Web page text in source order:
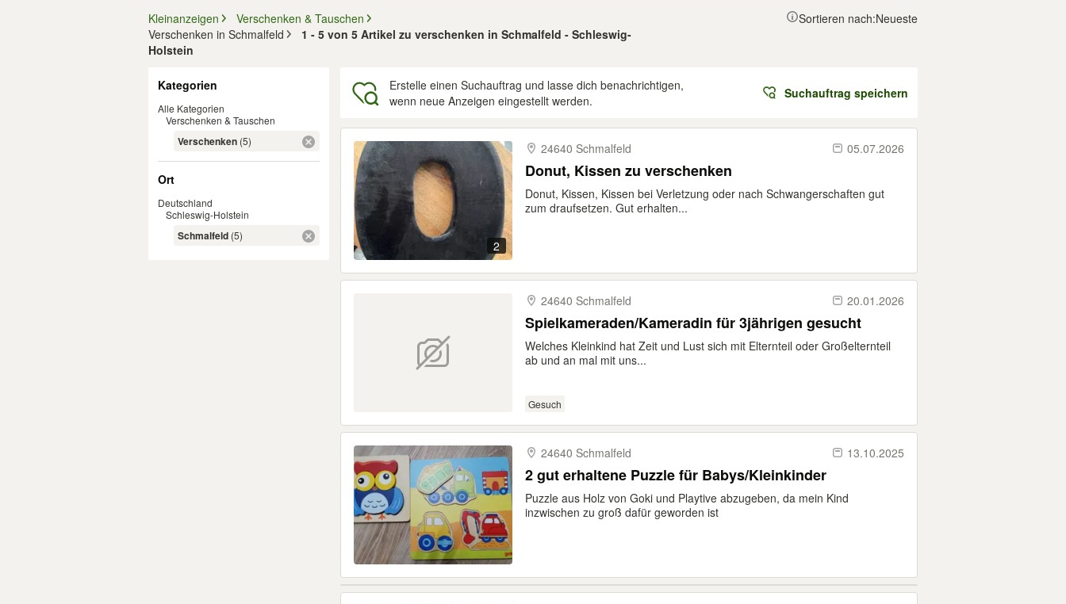
Kleinanzeigen
Verschenken & Tauschen
Verschenken in Schmalfeld
1 - 5 von 5 Artikel zu verschenken in Schmalfeld - Schleswig-
Holstein
Sortieren nach:Neueste
Kategorien
Alle Kategorien
Verschenken & Tauschen
Verschenken (5)
Ort
Deutschland
Schleswig-Holstein
Schmalfeld (5)
Erstelle einen Suchauftrag und lasse dich benachrichtigen,
wenn neue Anzeigen eingestellt werden.
Suchauftrag speichern
2
24640 Schmalfeld 05.07.2026
Donut, Kissen zu verschenken
Donut, Kissen, Kissen bei Verletzung oder nach Schwangerschaften gut
zum draufsetzen. Gut erhalten...
24640 Schmalfeld 20.01.2026
Spielkameraden/Kameradin für 3jährigen gesucht
Welches Kleinkind hat Zeit und Lust sich mit Elternteil oder Großelternteil
ab und an mal mit uns...
Gesuch
24640 Schmalfeld 13.10.2025
2 gut erhaltene Puzzle für Babys/Kleinkinder
Puzzle aus Holz von Goki und Playtive abzugeben, da mein Kind
inzwischen zu groß dafür geworden ist